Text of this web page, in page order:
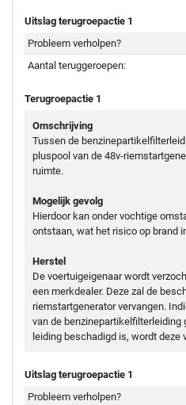
Uitslag terugroepactie 1
Probleem verholpen?
Aantal teruggeroepen:
Terugroepactie 1
Omschrijving
Tussen de
pluspool van de 48v-
ruimte.
Mogelijk gevolg
Hierdoor kan onder vochtige
ontstaan, wat het risico op brand
Herstel
De voertuigeigenaar wordt
een merkdealer. Deze zal de
riemstartgenerator vervangen.
van de
leiding beschadigd is, wordt deze
Uitslag terugroepactie 1
Probleem verholpen?